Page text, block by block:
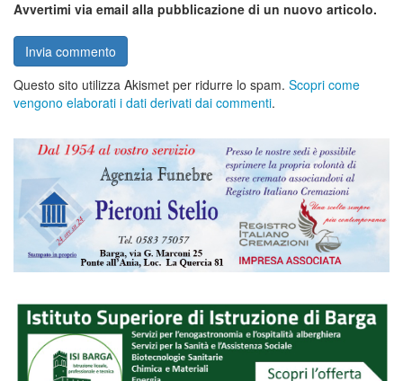
Avvertimi via email alla pubblicazione di un nuovo articolo.
Questo sito utilizza Akismet per ridurre lo spam. Scopri come
vengono elaborati i dati derivati dai commenti.